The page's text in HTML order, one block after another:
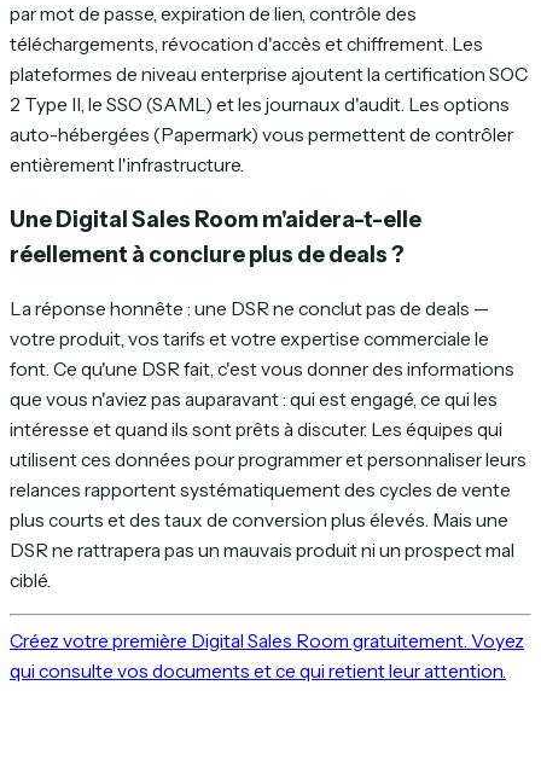
par mot de passe, expiration de lien, contrôle des
téléchargements, révocation d'accès et chiffrement. Les
plateformes de niveau enterprise ajoutent la certification SOC
2 Type II, le SSO (SAML) et les journaux d'audit. Les options
auto-hébergées (Papermark) vous permettent de contrôler
entièrement l'infrastructure.
Une Digital Sales Room m'aidera-t-elle
réellement à conclure plus de deals ?
La réponse honnête : une DSR ne conclut pas de deals —
votre produit, vos tarifs et votre expertise commerciale le
font. Ce qu'une DSR fait, c'est vous donner des informations
que vous n'aviez pas auparavant : qui est engagé, ce qui les
intéresse et quand ils sont prêts à discuter. Les équipes qui
utilisent ces données pour programmer et personnaliser leurs
relances rapportent systématiquement des cycles de vente
plus courts et des taux de conversion plus élevés. Mais une
DSR ne rattrapera pas un mauvais produit ni un prospect mal
ciblé.
Créez votre première Digital Sales Room gratuitement. Voyez
qui consulte vos documents et ce qui retient leur attention.